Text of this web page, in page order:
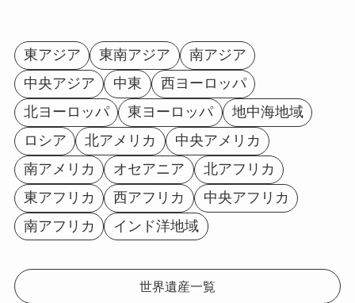
東アジア 東南アジア
南アジア
中央アジア
中東
西ヨーロッパ
北ヨーロッパ
東ヨーロッパ
地中海地域
ロシア
北アメリカ
中央アメリカ
南アメリカ
オセアニア
北アフリカ
東アフリカ
西アフリカ
中央アフリカ
南アフリカ
インド洋地域
世界遺産一覧